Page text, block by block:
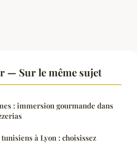
— Sur le même sujet
: immersion gourmande dans
à Lyon : choisissez